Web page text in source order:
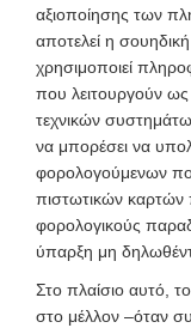
αξιοποίησης των
αποτελεί η
χρησιμοποιεί
που λειτουργούν ως
τεχνικών
να μπορέσει να
φορολογούμενων
πιστωτικών καρτών
φορολογικούς
ύπαρξη μη
Στο πλαίσιο αυτό,
στο μέλλον –όταν